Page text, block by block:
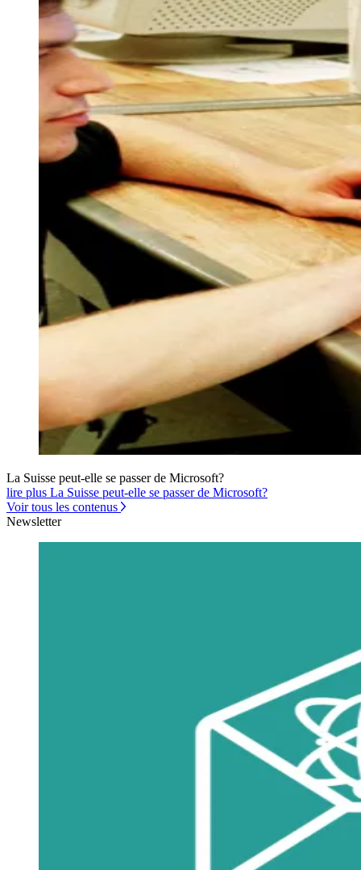
La Suisse peut-elle se passer de Microsoft?
lire plus La Suisse peut-elle se passer de Microsoft?
Voir tous les contenus
Newsletter